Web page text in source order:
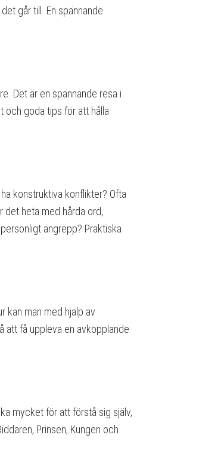
går till. En spännande
Det är en spännande resa i
och goda tips för att hålla
konstruktiva konflikter? Ofta
det heta med hårda ord,
angrepp? Praktiska
kan man med hjälp av
att få uppleva en avkopplande
mycket för att förstå sig själv,
Prinsen, Kungen och